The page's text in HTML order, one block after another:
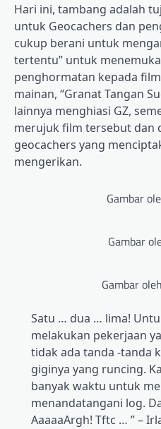
Hari ini, tambang adalah
untuk Geocachers dan
cukup berani untuk
tertentu” untuk
penghormatan kepada
mainan, “Granat Tangan
lainnya menghiasi GZ,
merujuk film tersebut dan
geocachers yang
mengerikan.
Gambar
Gambar
Gambar
Satu … dua … lima!
melakukan pekerjaan
tidak ada tanda -tanda
giginya yang runcing.
banyak waktu untuk
menandatangani log.
AaaaaArgh! Tftc … ” –